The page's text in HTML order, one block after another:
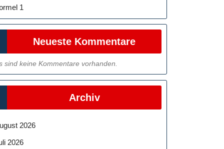
1
Neueste Kommentare
sind keine Kommentare vorhanden.
Archiv
2026
2026